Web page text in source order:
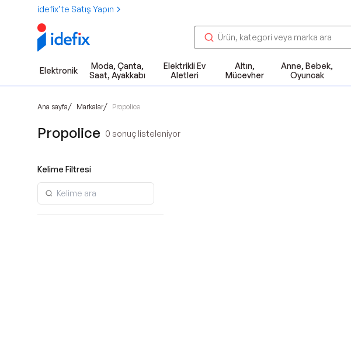
idefix’te Satış Yapın
Elektronik
Moda, Çanta,
Saat, Ayakkabı
Elektrikli Ev
Aletleri
Altın,
Mücevher
Anne, Bebek,
Oyuncak
Ana sayfa/ Markalar/ Propolice
Propolice 0 sonuç listeleniyor
Kelime Filtresi